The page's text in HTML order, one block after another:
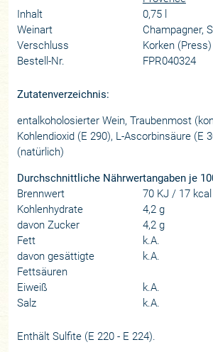
Inhalt
0,75 l
Weinart
Champagner,
Verschluss
Korken (Press)
Bestell-Nr.
FPR040324
Zutatenverzeichnis:
entalkoholosierter Wein, Traubenmost
Kohlendioxid (E 290), L-Ascorbinsäure (E
(natürlich)
Durchschnittliche Nährwertangaben je
Brennwert
70 KJ / 17 kcal
Kohlenhydrate
4,2 g
davon Zucker
4,2 g
Fett
k.A.
davon gesättigte
Fettsäuren
k.A.
Eiweiß
k.A.
Salz
k.A.
Enthält Sulfite (E 220 - E 224).